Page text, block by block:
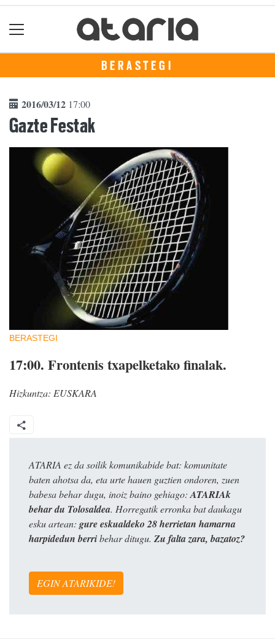
BERASTEGI
2016/03/12 17:00
Gazte Festak
BERASTEGI
17:00. Frontenis txapelketako finalak.
Hizkuntza: EUSKARA
ATARIA ez da soilik komunikabide bat: komunitate
baten ahotsa da, eta urte hauen guztien ondoren, zuen
babesa behar dugu, inoiz baino gehiago: ATARIAk
behar du Tolosaldea. Horregatik erronka bat daukagu
esku artean: gure eskualdeko 28 herrietan hamarna
harpidedun berribehar ditugu. Zu falta zara, bazatoz?
EGIN ATARIKIDE!